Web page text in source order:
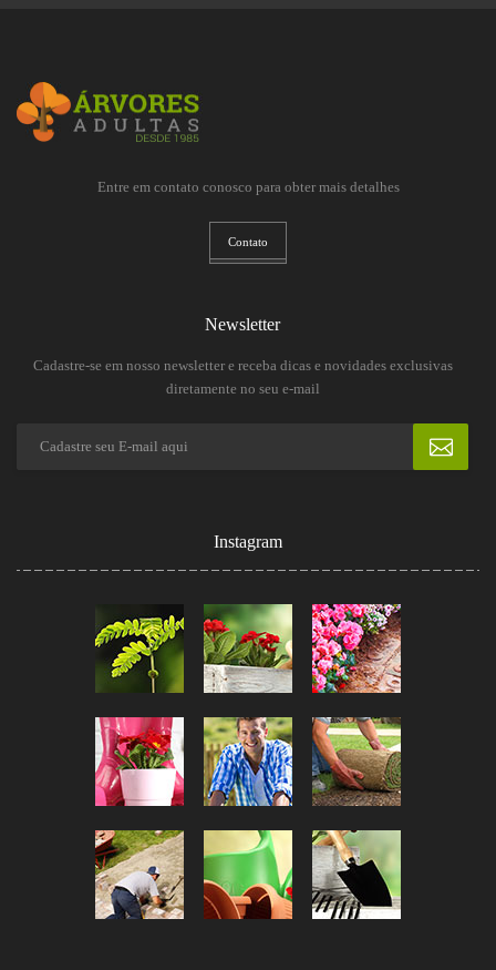
Entre em contato conosco para obter mais detalhes
Contato
Newsletter
Cadastre-se em nosso newsletter e receba dicas e novidades exclusivas
diretamente no seu e-mail
Instagram